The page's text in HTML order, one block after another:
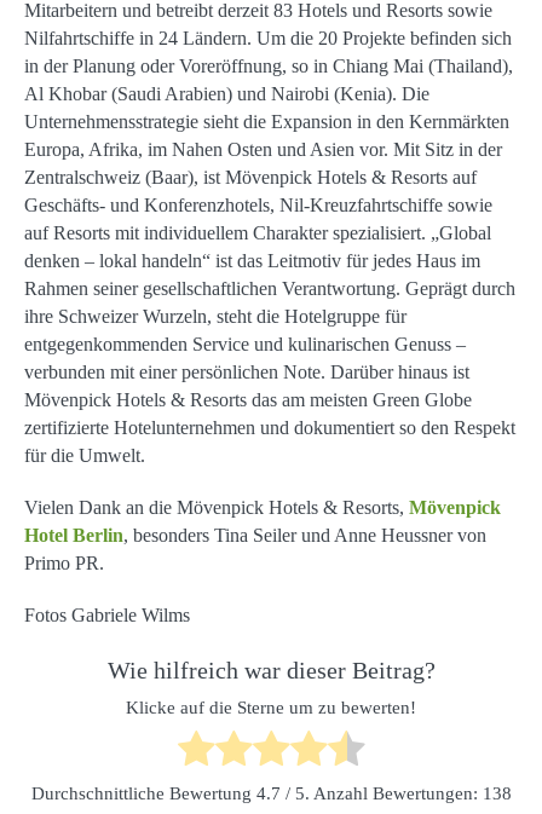
Mitarbeitern und betreibt derzeit 83 Hotels und Resorts sowie
Nilfahrtschiffe in 24 Ländern. Um die 20 Projekte befinden sich
in der Planung oder Voreröffnung, so in Chiang Mai (Thailand),
Al Khobar (Saudi Arabien) und Nairobi (Kenia). Die
Unternehmensstrategie sieht die Expansion in den Kernmärkten
Europa, Afrika, im Nahen Osten und Asien vor. Mit Sitz in der
Zentralschweiz (Baar), ist Mövenpick Hotels & Resorts auf
Geschäfts- und Konferenzhotels, Nil-Kreuzfahrtschiffe sowie
auf Resorts mit individuellem Charakter spezialisiert. „Global
denken – lokal handeln“ ist das Leitmotiv für jedes Haus im
Rahmen seiner gesellschaftlichen Verantwortung. Geprägt durch
ihre Schweizer Wurzeln, steht die Hotelgruppe für
entgegenkommenden Service und kulinarischen Genuss –
verbunden mit einer persönlichen Note. Darüber hinaus ist
Mövenpick Hotels & Resorts das am meisten Green Globe
zertifizierte Hotelunternehmen und dokumentiert so den Respekt
für die Umwelt.
Vielen Dank an die Mövenpick Hotels & Resorts, Mövenpick
Hotel Berlin, besonders Tina Seiler und Anne Heussner von
Primo PR.
Fotos Gabriele Wilms
Wie hilfreich war dieser Beitrag?
Klicke auf die Sterne um zu bewerten!
Durchschnittliche Bewertung 4.7 / 5. Anzahl Bewertungen: 138
engen